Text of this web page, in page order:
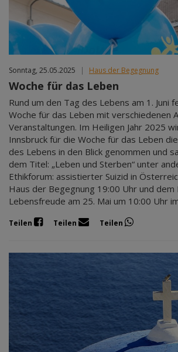
Sonntag, 25.05.2025 | Haus der Begegnung
Woche für das Leben
Rund um den Tag des Lebens am 1. Juni
Woche für das Leben mit verschiedenen
Veranstaltungen. Im Heiligen Jahr 2025
Innsbruck für die Woche für das Leben
des Lebens in den Blick genommen und
dem Titel: „Leben und Sterben“ unter
Ethikforum: assistierter Suizid in
Haus der Begegnung 19:00 Uhr und
Lebensfreude am 25. Mai um 10:00 Uhr
Teilen Teilen Teilen